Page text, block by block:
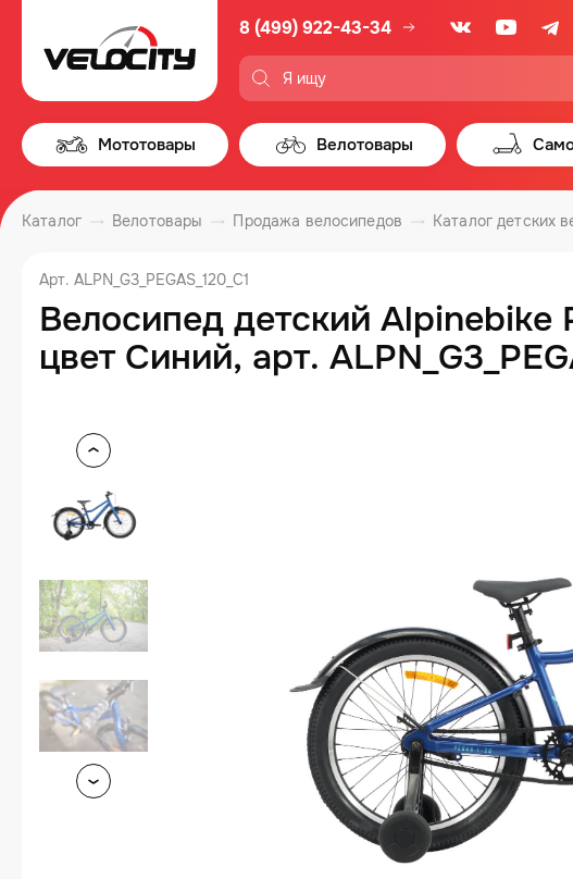
8 (499) 922-43-34
Мототовары Велотовары
Каталог Велотовары Продажа велосипедов Каталог детских
Арт. ALPN_G3_PEGAS_120_C1
Велосипед детский Alpinebike
цвет Синий, арт.